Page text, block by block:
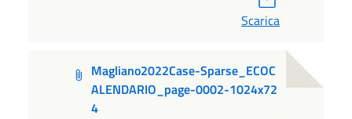
Scarica
Magliano2022Case-Sparse_ECOC
ALENDARIO_page-0002-1024x72
4